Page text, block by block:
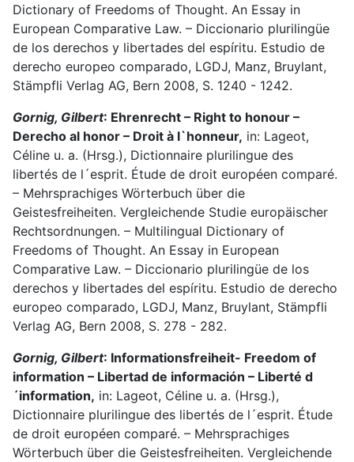
Dictionary of Freedoms of Thought. An Essay in
European Comparative Law. – Diccionario plurilingüe
de los derechos y libertades del espíritu. Estudio de
derecho europeo comparado, LGDJ, Manz, Bruylant,
Stämpfli Verlag AG, Bern 2008, S. 1240 - 1242.
Gornig, Gilbert: Ehrenrecht – Right to honour –
Derecho al honor – Droit à l`honneur, in: Lageot,
Céline u. a. (Hrsg.), Dictionnaire plurilingue des
libertés de l´esprit. Étude de droit européen comparé.
– Mehrsprachiges Wörterbuch über die
Geistesfreiheiten. Vergleichende Studie europäischer
Rechtsordnungen. – Multilingual Dictionary of
Freedoms of Thought. An Essay in European
Comparative Law. – Diccionario plurilingüe de los
derechos y libertades del espíritu. Estudio de derecho
europeo comparado, LGDJ, Manz, Bruylant, Stämpfli
Verlag AG, Bern 2008, S. 278 - 282.
Gornig, Gilbert: Informationsfreiheit- Freedom of
information – Libertad de información – Liberté d
´information, in: Lageot, Céline u. a. (Hrsg.),
Dictionnaire plurilingue des libertés de l´esprit. Étude
de droit européen comparé. – Mehrsprachiges
Wörterbuch über die Geistesfreiheiten. Vergleichende